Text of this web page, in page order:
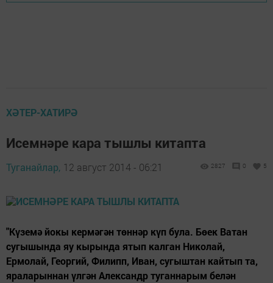
ХӘТЕР-ХАТИРӘ
Исемнәре кара тышлы китапта
Туганайлар, 12 август 2014 - 06:21 2827 0 5
"Күземә йокы кермәгән төннәр күп була. Бөек Ватан
сугышында яу кырында ятып калган Николай,
Ермолай, Георгий, Филипп, Иван, сугыштан кайтып та,
яраларыннан үлгән Александр туганнарым белән